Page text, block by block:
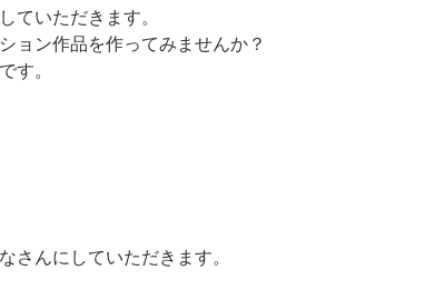
ていただきます。
ョン作品を作ってみませんか？
す。
さんにしていただきます。